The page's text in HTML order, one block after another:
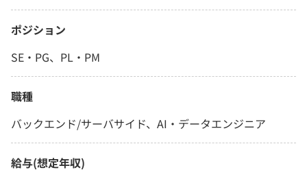
ポジション
SE・PG、PL・PM
職種
バックエンド/サーバサイド、AI・データエンジニア
給与(想定年収)